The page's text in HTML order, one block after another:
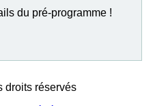
du pré-programme !
droits réservés